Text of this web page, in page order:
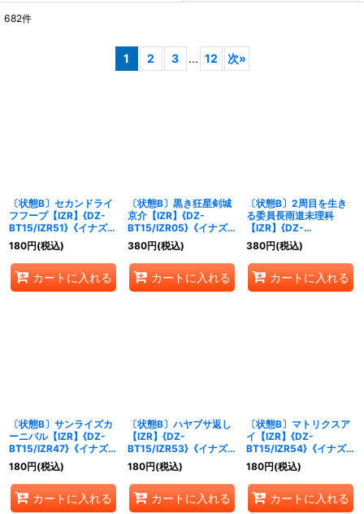
682件
1 2 3 ... 12 次»
〔状態B〕セカンドライ
フフープ【IZR】{DZ-
BT15/IZR51}《イナズマ
イレブン》
180円(税込)
カートに入れる
〔状態B〕黒き狂星剣城
京介【IZR】{DZ-
BT15/IZR05}《イナズ
マイレブン》
380円(税込)
カートに入れる
〔状態B〕2周目を生き
る委員長雨道未理科
【IZR】{DZ-
BT15/IZR15}《イナズマ
イレブン》
380円(税込)
カートに入れる
〔状態B〕サンライズカ
ーニバル【IZR】{DZ-
BT15/IZR47}《イナズマ
イレブン》
180円(税込)
カートに入れる
〔状態B〕ハヤブサ返し
【IZR】{DZ-
BT15/IZR53}《イナズ
マイレブン》
180円(税込)
カートに入れる
〔状態B〕マトリクスア
イ【IZR】{DZ-
BT15/IZR54}《イナズ
マイレブン》
180円(税込)
カートに入れる